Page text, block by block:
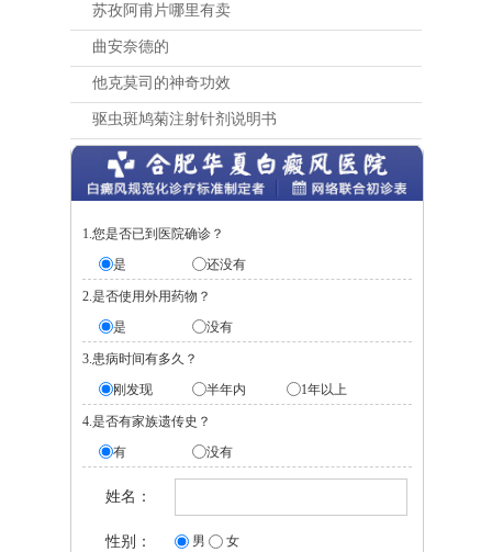
苏孜阿甫片哪里有卖
曲安奈德的
他克莫司的神奇功效
驱虫斑鸠菊注射针剂说明书
1.您是否已到医院确诊？
是
还没有
2.是否使用外用药物？
是
没有
3.患病时间有多久？
刚发现
半年内 1年以上
4.是否有家族遗传史？
有
没有
姓名：
性别： 男 女